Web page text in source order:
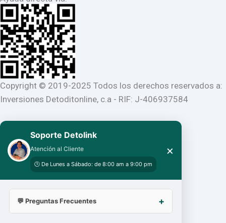
Copyright © 2019-2025 Todos los derechos reservados a:
Inversiones Detoditonline, c.a - RIF: J-406937584
Soporte Detolink
Atención al Cliente
🕒 De Lunes a Sábado: de 8:00 am a 9:00 pm
×
💬 Preguntas Frecuentes